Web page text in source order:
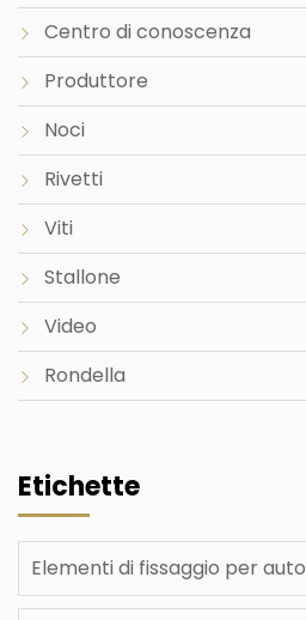
Centro di conoscenza
Produttore
Noci
Rivetti
Viti
Stallone
Video
Rondella
Etichette
Elementi di fissaggio per auto